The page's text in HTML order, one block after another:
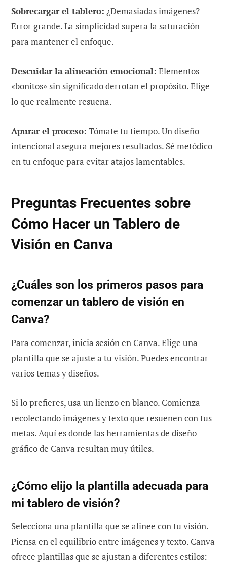
Sobrecargar el tablero: ¿Demasiadas imágenes?
Error grande. La simplicidad supera la saturación
para mantener el enfoque.
Descuidar la alineación emocional: Elementos
«bonitos» sin significado derrotan el propósito. Elige
lo que realmente resuena.
Apurar el proceso: Tómate tu tiempo. Un diseño
intencional asegura mejores resultados. Sé metódico
en tu enfoque para evitar atajos lamentables.
Preguntas Frecuentes sobre
Cómo Hacer un Tablero de
Visión en Canva
¿Cuáles son los primeros pasos para
comenzar un tablero de visión en
Canva?
Para comenzar, inicia sesión en Canva. Elige una
plantilla que se ajuste a tu visión. Puedes encontrar
varios temas y diseños.
Si lo prefieres, usa un lienzo en blanco. Comienza
recolectando imágenes y texto que resuenen con tus
metas. Aquí es donde las herramientas de diseño
gráfico de Canva resultan muy útiles.
¿Cómo elijo la plantilla adecuada para
mi tablero de visión?
Selecciona una plantilla que se alinee con tu visión.
Piensa en el equilibrio entre imágenes y texto. Canva
ofrece plantillas que se ajustan a diferentes estilos: